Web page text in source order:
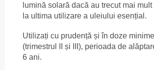
lumină solară dacă au trecut mai
la ultima utilizare a uleiului esențial.
Utilizați cu prudență și în doze
(trimestrul II și III), perioada de
6 ani.